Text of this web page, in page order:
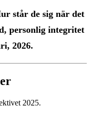
står de sig när det
personlig integritet
2026.
2025.